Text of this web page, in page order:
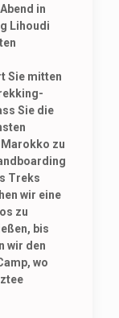
in
Lihoudi
Sie mitten
Sie die
zu
Treks
wir eine
zu
bis
wir den
wo